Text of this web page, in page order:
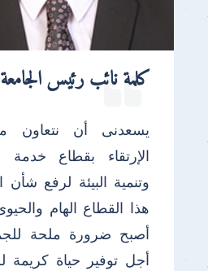
كلمة نائب رئيس الجامعة
يسعدنى أن نتعاون
الإرتقاء بقطاع خدمة
وتنمية البيئة لرفع شأن
هذا القطاع الهام
أصبح ضرورة ملحة
أجل توفير حياة كريمة